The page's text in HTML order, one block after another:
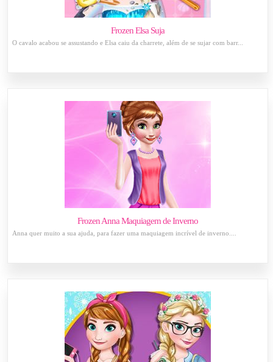
Frozen Elsa Suja
O cavalo acabou se assustando e Elsa caiu da charrete, além de se sujar com barr...
Frozen Anna Maquiagem de Inverno
Anna quer muito a sua ajuda, para fazer uma maquiagem incrível de inverno....